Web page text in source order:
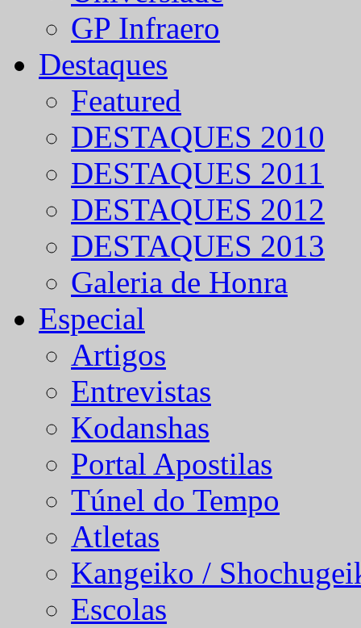
GP Infraero
Destaques
Featured
DESTAQUES 2010
DESTAQUES 2011
DESTAQUES 2012
DESTAQUES 2013
Galeria de Honra
Especial
Artigos
Entrevistas
Kodanshas
Portal Apostilas
Túnel do Tempo
Atletas
Kangeiko /
Escolas